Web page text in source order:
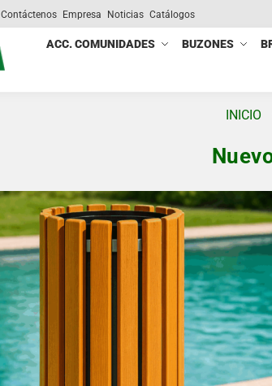
Contáctenos Empresa Noticias Catálogos
ACC. COMUNIDADES BUZONES
INICIO